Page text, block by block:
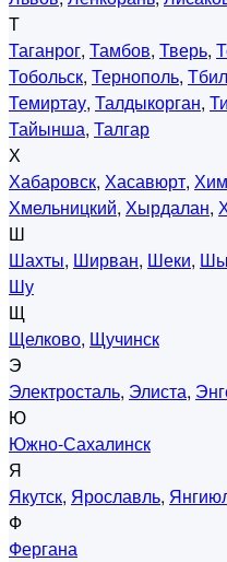
Т
Таганрог, Тамбов, Тверь,
Тобольск, Тернополь,
Темиртау, Талдыкорган,
Тайынша, Талгар
Х
Хабаровск, Хасавюрт,
Хмельницкий, Хырдалан,
Ш
Шахты, Ширван, Шеки,
Шу
Щ
Щелково, Щучинск
Э
Электросталь, Элиста,
Ю
Южно-Сахалинск
Я
Якутск, Ярославль,
Ф
Фергана